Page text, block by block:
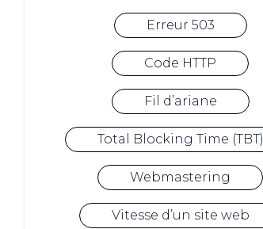
Erreur 503
Code HTTP
Fil d’ariane
Total Blocking Time (TBT)
Webmastering
Vitesse d’un site web